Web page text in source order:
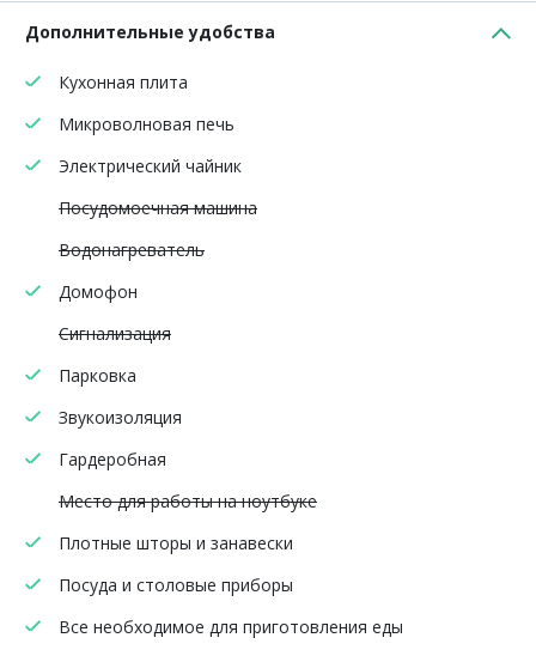
Дополнительные удобства
Кухонная плита
Микроволновая печь
Электрический чайник
Посудомоечная машина
Водонагреватель
Домофон
Сигнализация
Парковка
Звукоизоляция
Гардеробная
Место для работы на ноутбуке
Плотные шторы и занавески
Посуда и столовые приборы
Все необходимое для приготовления еды